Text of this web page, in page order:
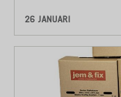
26 JANUARI